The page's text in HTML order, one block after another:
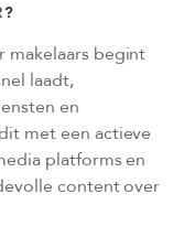
makelaars begint
laadt,
en
met een actieve
platforms en
content over